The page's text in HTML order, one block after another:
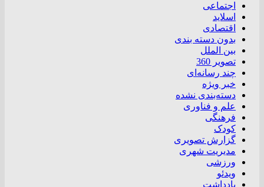
اجتماعی
اسلاید
اقتصادی
بدون دسته بندی
بین الملل
تصویر 360
چند رسانه‌ای
خبر ویژه
دسته‌بندی نشده
علم و فناوری
فرهنگی
کودک
گزارش تصویری
مدیریت شهری
ورزشی
ویدئو
یادداشت